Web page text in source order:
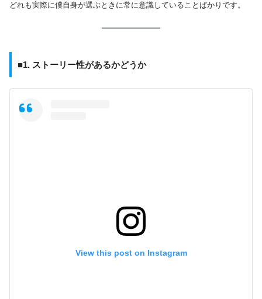
どれも実際に僕自身が選ぶときに常に意識していることばかりです。
■1. ストーリー性があるかどうか
View this post on Instagram